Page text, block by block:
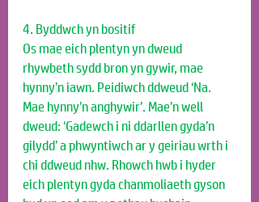
4. Byddwch yn bositif
Os mae eich plentyn yn dweud
rhywbeth sydd bron yn gywir, mae
hynny’n iawn. Peidiwch ddweud ‘Na.
Mae hynny’n anghywir’. Mae’n well
dweud: ‘Gadewch i ni ddarllen gyda’n
gilydd’ a phwyntiwch ar y geiriau wrth i
chi ddweud nhw. Rhowch hwb i hyder
eich plentyn gyda chanmoliaeth gyson